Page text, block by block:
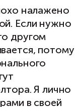
налажено
Если нужно
другом
потому
Я лично
в своей